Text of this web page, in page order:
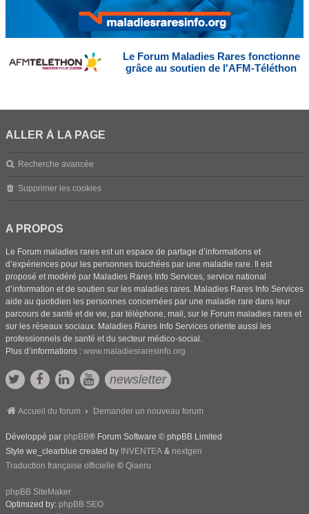
Le Forum Maladies Rares fonctionne
grâce au soutien de l'AFM-Téléthon
ALLER À LA PAGE
Recherche avancée
Supprimer les cookies
A PROPOS
Le Forum maladies rares est un espace de partage d’informations et
d’expériences pour les personnes touchées par une maladie rare. Il est
proposé et modéré par Maladies Rares Info Services, service national
d’information et de soutien sur les maladies rares. Maladies Rares Info Services
aide au quotidien les personnes concernées par une maladie rare dans leur
parcours de santé et de vie, par téléphone, mail, sur le Forum maladies rares et
sur les réseaux sociaux. Maladies Rares Info Services oriente aussi les
professionnels de santé et du secteur médico-social.
Plus d’informations : www.maladiesraresinfo.org
newsletter
Accueil du forum Demander un nouveau forum
Développé par phpBB® Forum Software © phpBB Limited
Style we_clearblue created by INVENTEA & nextgen
Traduction française officielle © Qiaeru
phpBB SiteMaker
Optimized by: phpBB SEO